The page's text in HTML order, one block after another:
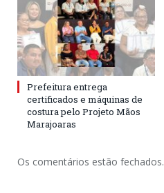
Prefeitura entrega
certificados e máquinas de
costura pelo Projeto Mãos
Marajoaras
Os comentários estão fechados.